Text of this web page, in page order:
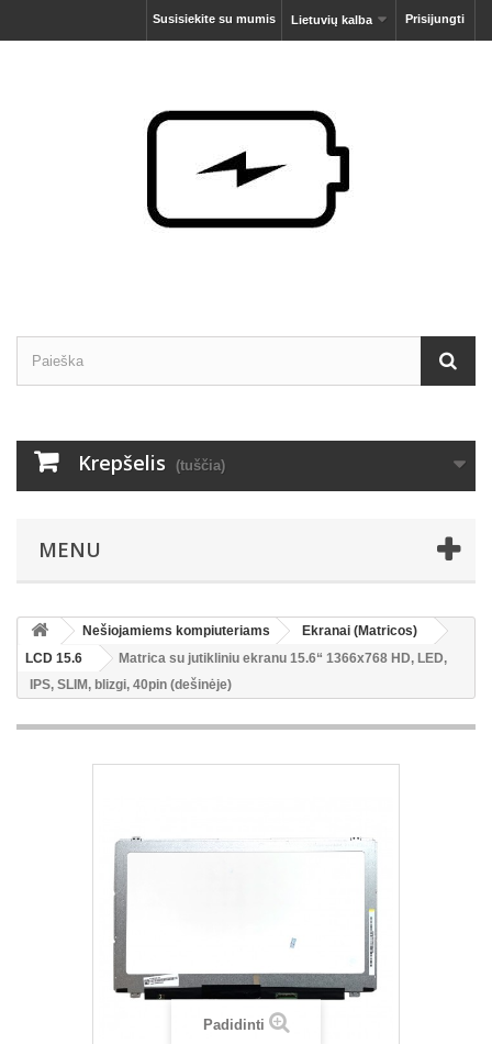
Prisijungti
Lietuvių kalba
Susisiekite su mumis
Krepšelis (tuščia)
MENU
Nešiojamiems kompiuteriams
Ekranai (Matricos)
LCD 15.6
Matrica su jutikliniu ekranu 15.6“ 1366x768 HD, LED,
IPS, SLIM, blizgi, 40pin (dešinėje)
Padidinti